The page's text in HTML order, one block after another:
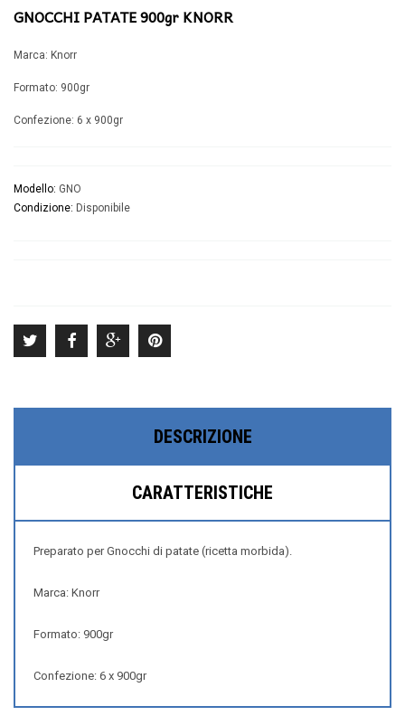
GNOCCHI PATATE 900gr KNORR
Marca: Knorr
Formato: 900gr
Confezione: 6 x 900gr
Modello: GNO
Condizione: Disponibile
DESCRIZIONE
CARATTERISTICHE
Preparato per Gnocchi di patate (ricetta morbida).
Marca: Knorr
Formato: 900gr
Confezione: 6 x 900gr